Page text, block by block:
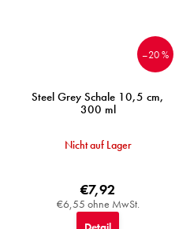
–20 %
Steel Grey Schale 10,5 cm,
300 ml
Nicht auf Lager
€6,55 ohne MwSt.
€7,92